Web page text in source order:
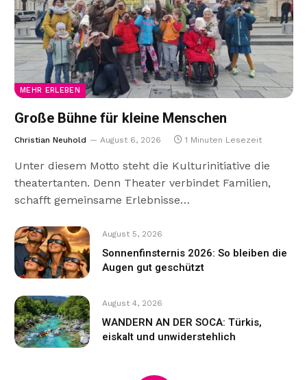
MEHR ERLEBEN
Große Bühne für kleine Menschen
Christian Neuhold August 6, 2026 1 Minuten Lesezeit
Unter diesem Motto steht die Kulturinitiative die
theatertanten. Denn Theater verbindet Familien,
schafft gemeinsame Erlebnisse…
August 5, 2026
Sonnenfinsternis 2026: So bleiben die
Augen gut geschützt
August 4, 2026
WANDERN AN DER SOCA: Türkis,
eiskalt und unwiderstehlich